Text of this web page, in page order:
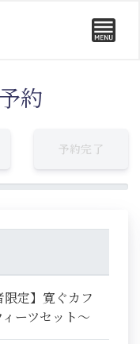
約
予約完了
限定】寛ぐカフ
ーツセット～